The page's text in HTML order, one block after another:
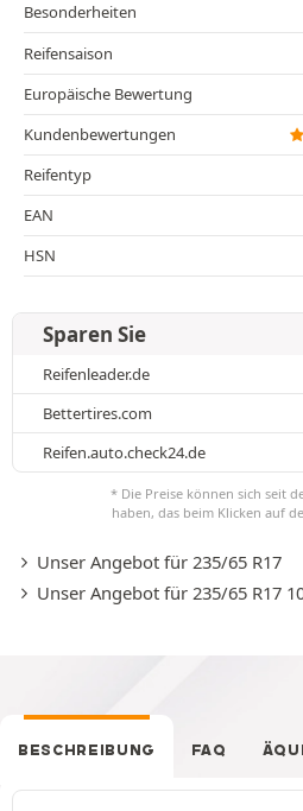
Besonderheiten
Reifensaison
Europäische Bewertung
Kundenbewertungen
Reifentyp
EAN
HSN
Sparen Sie
Reifenleader.de
Bettertires.com
Reifen.auto.check24.de
* Die Preise können sich seit
haben, das beim Klicken auf
Unser Angebot für 235/65 R17
Unser Angebot für 235/65 R17
BESCHREIBUNG FAQ